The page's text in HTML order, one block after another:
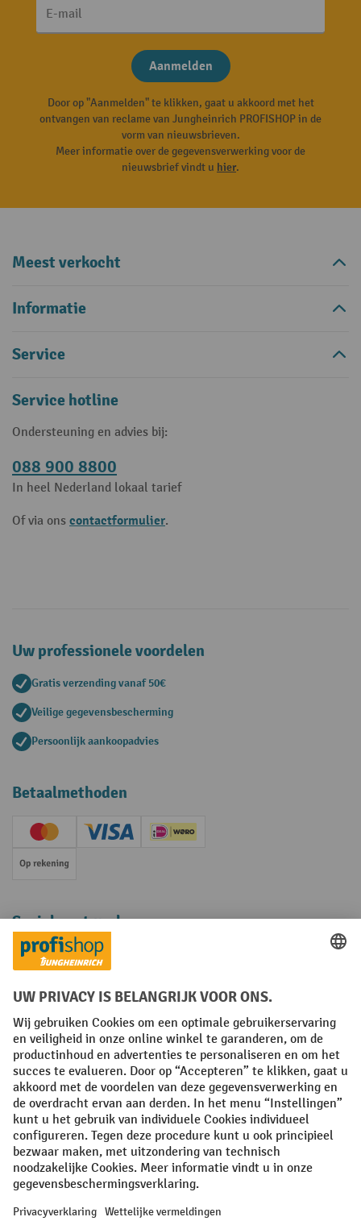
E-mail
Aanmelden
Door op "Aanmelden" te klikken, gaat u akkoord met het
ontvangen van reclame van Jungheinrich PROFISHOP in de
vorm van nieuwsbrieven.
Meer informatie over de gegevensverwerking voor de
nieuwsbrief vindt u hier.
Meest verkocht
Informatie
Service
Service hotline
Ondersteuning en advies bij:
088 900 8800
In heel Nederland lokaal tarief
Of via ons contactformulier.
Uw professionele voordelen
Gratis verzending vanaf 50€
Veilige gegevensbescherming
Persoonlijk aankoopadvies
Betaalmethoden
Creditcard (Master)Creditcard (Visa)iDEAL | Wero
Op rekening
Sociale netwerken
Facebook
YouTube
LinkedInInstagram
Algemene leveringsvoorwaarden Copyright
Privacyverklaring Privacy Instellingen
All prices excl. VAT plusshipping costs and possible delivery charges,
if not stated otherwise.
¹ De korting is geldig zolang de voorraad strekt. De korting is niet van
toepassing op speciale prijzen. Een combinatie met andere
procentuele kortingen of vouchers is niet mogelijk. | ² De korting
nieuwsbrief. De voucher is 10 dagen geldig en kan online worden